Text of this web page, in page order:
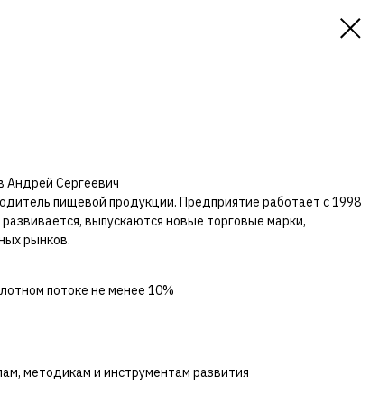
Андрей Сергеевич
пищевой продукции. Предприятие работает с 1998
выпускаются новые торговые марки,
рынков.
потоке не менее 10%
методикам и инструментам развития